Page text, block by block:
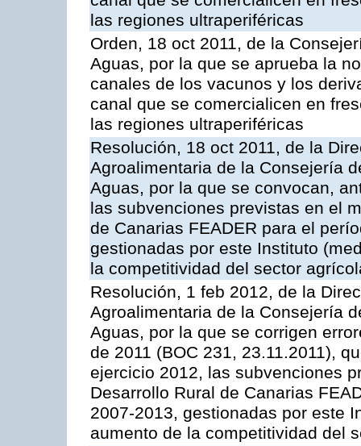
las regiones ultraperiféricas
Orden, 18 oct 2011, de la
Aguas, por la que se aprueba la
canales de los vacunos y los
canal que se comercialicen en
las regiones ultraperiféricas
Resolución, 18 oct 2011, de la
Agroalimentaria de la Consejería
Aguas, por la que se convocan,
las subvenciones previstas en el
de Canarias FEADER para el
gestionadas por este Instituto
la competitividad del sector
Resolución, 1 feb 2012, de la
Agroalimentaria de la Consejería
Aguas, por la que se corrigen
de 2011 (BOC 231, 23.11.2011),
ejercicio 2012, las subvenciones
Desarrollo Rural de Canarias
2007-2013, gestionadas por este
aumento de la competitividad del